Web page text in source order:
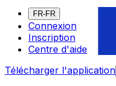
FR-FR
Connexion
Inscription
Centre d'aide
Télécharger l'application